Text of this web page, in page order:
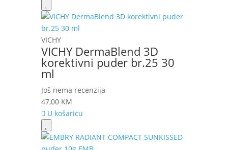
VICHY
VICHY DermaBlend 3D
korektivni puder br.25 30
ml
Još nema recenzija
47,00 KM
U košaricu